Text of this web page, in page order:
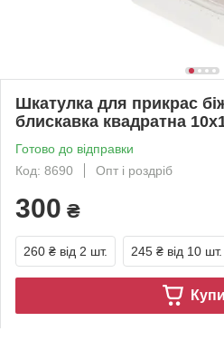
Шкатулка для прикрас
блискавка квадратна
Готово до відправки
Код: 8690
Опт і роздріб
300 ₴
260 ₴ від 2 шт. 245 ₴ від 10 шт.